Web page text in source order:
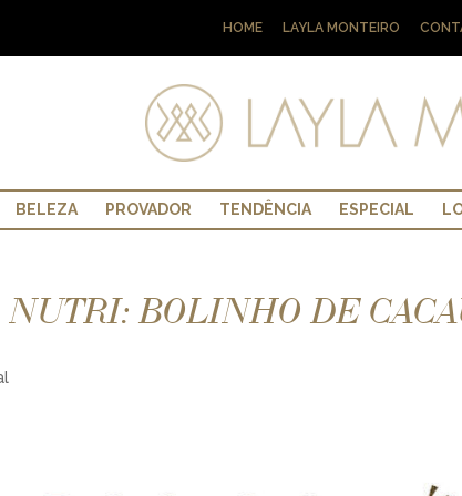
HOME LAYLA MONTEIRO
BELEZA PROVADOR TENDÊNCIA ESPECIAL
NUTRI: BOLINHO DE